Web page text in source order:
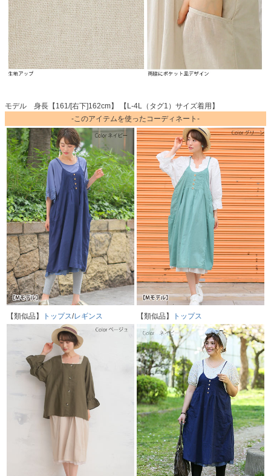
モデル 身長【161/[右下]162cm】 【L-4L（タグ1）サイズ着用】
-このアイテムを使ったコーディネート-
【類似品】 トップス/レギンス 【類似品】 トップス